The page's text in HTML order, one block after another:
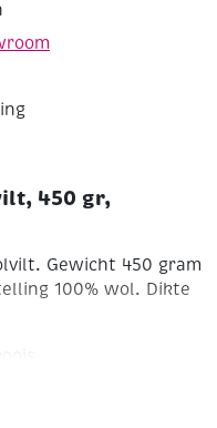
450 gr,
Gewicht 450 gram
100% wol. Dikte